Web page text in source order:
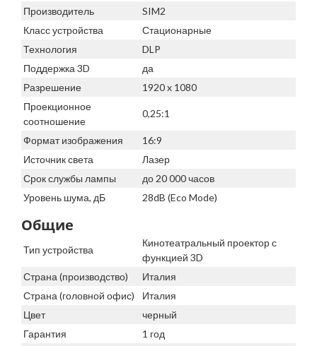
Производитель
SIM2
Класс устройства
Стационарные
Технология
DLP
Поддержка 3D
да
Разрешение
1920 x 1080
Проекционное
соотношение
0,25:1
Формат изображения
16:9
Источник света
Лазер
Срок службы лампы
до 20 000 часов
Уровень шума, дБ
28dB (Eco Mode)
Общие
Тип устройства
Кинотеатральный проектор с
функцией 3D
Страна (производство)
Италия
Страна (головной офис)
Италия
Цвет
черный
Гарантия
1 год